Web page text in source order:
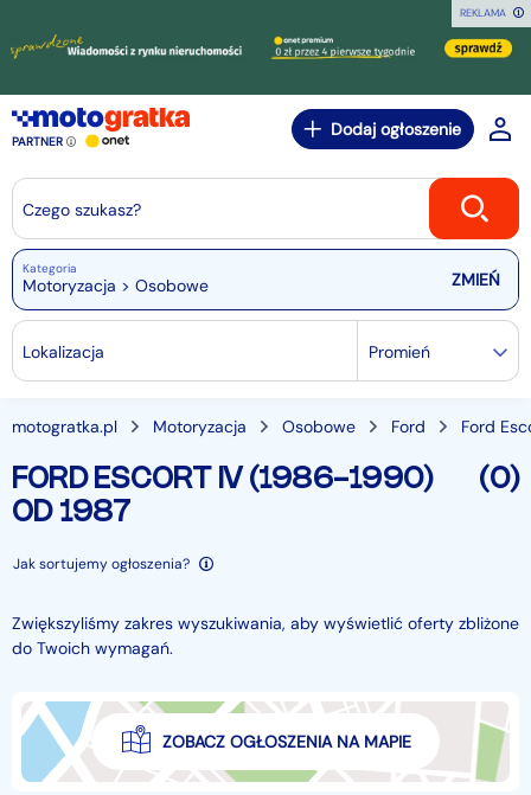
REKLAMA
PARTNER
Dodaj ogłoszenie
Czego szukasz?
Kategoria
Motoryzacja > Osobowe
Lokalizacja Promień
motogratka.pl Motoryzacja Osobowe Ford Ford
FORD ESCORT IV (1986-1990)
OD 1987
(0)
Jak sortujemy ogłoszenia?
Zwiększyliśmy zakres wyszukiwania, aby wyświetlić oferty zbliżone
do Twoich wymagań.
ZOBACZ OGŁOSZENIA NA MAPIE